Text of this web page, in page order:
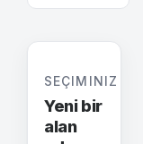
SEÇIMINIZ
Yeni bir
alan